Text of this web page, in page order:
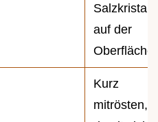
auf der
Oberfläche
Kurz
mitrösten,